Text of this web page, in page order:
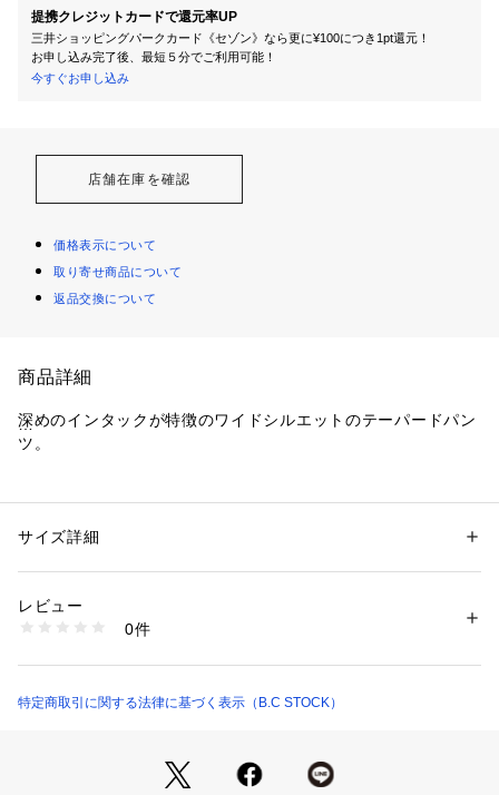
提携クレジットカードで還元率UP
三井ショッピングパークカード《セゾン》なら更に¥100につき1pt還元！
お申し込み完了後、最短５分でご利用可能！
今すぐお申し込み
店舗在庫を確認
価格表示について
取り寄せ商品について
返品交換について
商品詳細
深めのインタックが特徴のワイドシルエットのテーパードパン
ツ。
ッチに優れています。洗濯機でも手洗いコースやソフト洗いコ
裏の仕様や前カン仕様、パイピング始末にするなど、スラック
スを彷彿とさせるディティールを取り入れています。ウエス
が、裾に動きが残る程度の裾巾設定なので、ワイドパンツなら
性別：メンズ
素材：本体:ポリエステル68%、レーヨン29%、ポリウレタン3%
洗濯：本体:手洗い可能、ピリング
※詳しい洗濯方法については、商品の品質表示タグをご覧ください
23030720612030 （ショップ）
サイズ詳細
レビュー
0件
特定商取引に関する法律に基づく表示（B.C STOCK）